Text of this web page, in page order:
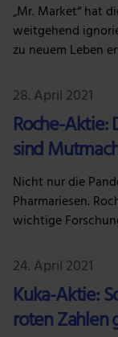
„Mr. Market“ hat
weitgehend
zu neuem Leben
28. April 2021
Roche-Aktie:
sind
Nicht nur die
Pharmariesen.
wichtige
24. April 2021
Kuka-Aktie:
roten Zahlen